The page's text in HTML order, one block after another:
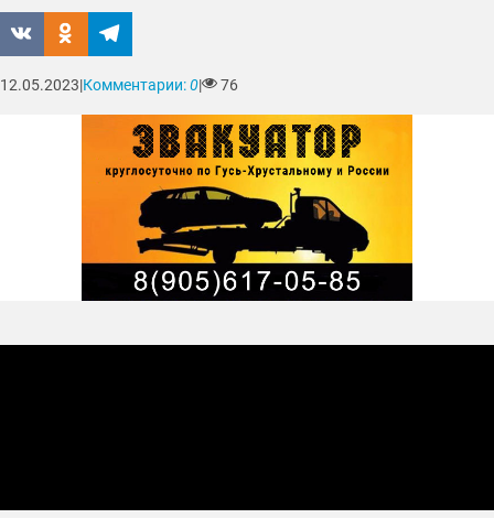
12.05.2023|Комментарии:0| 76